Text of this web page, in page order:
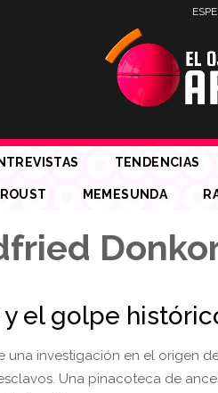
ESP
TENDENCIAS
MEMESUNDA
y el golpe
una investigación en el origen
Una pinacoteca de